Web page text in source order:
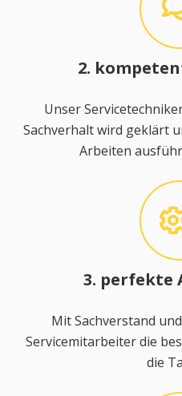
2.
Unser
Sachverhalt wird geklärt
Arbeiten
3. perfekte
Mit Sachverstand
Servicemitarbeiter die
die